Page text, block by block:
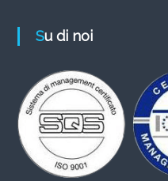
Su di noi